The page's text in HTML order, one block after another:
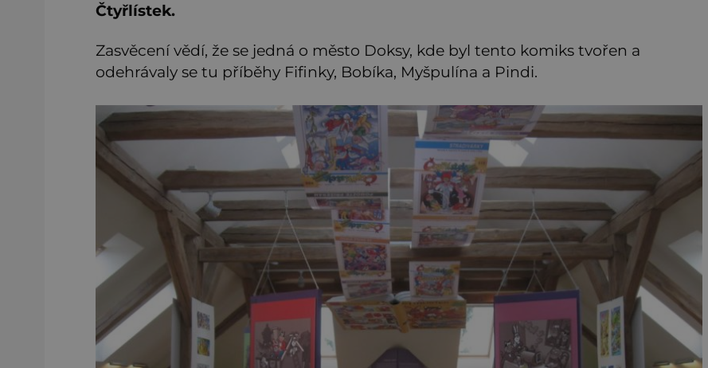
Čtyřlístek.
Zasvěcení vědí, že se jedná o město Doksy, kde byl tento komiks tvořen a
odehrávaly se tu příběhy Fifinky, Bobíka, Myšpulína a Pindi.